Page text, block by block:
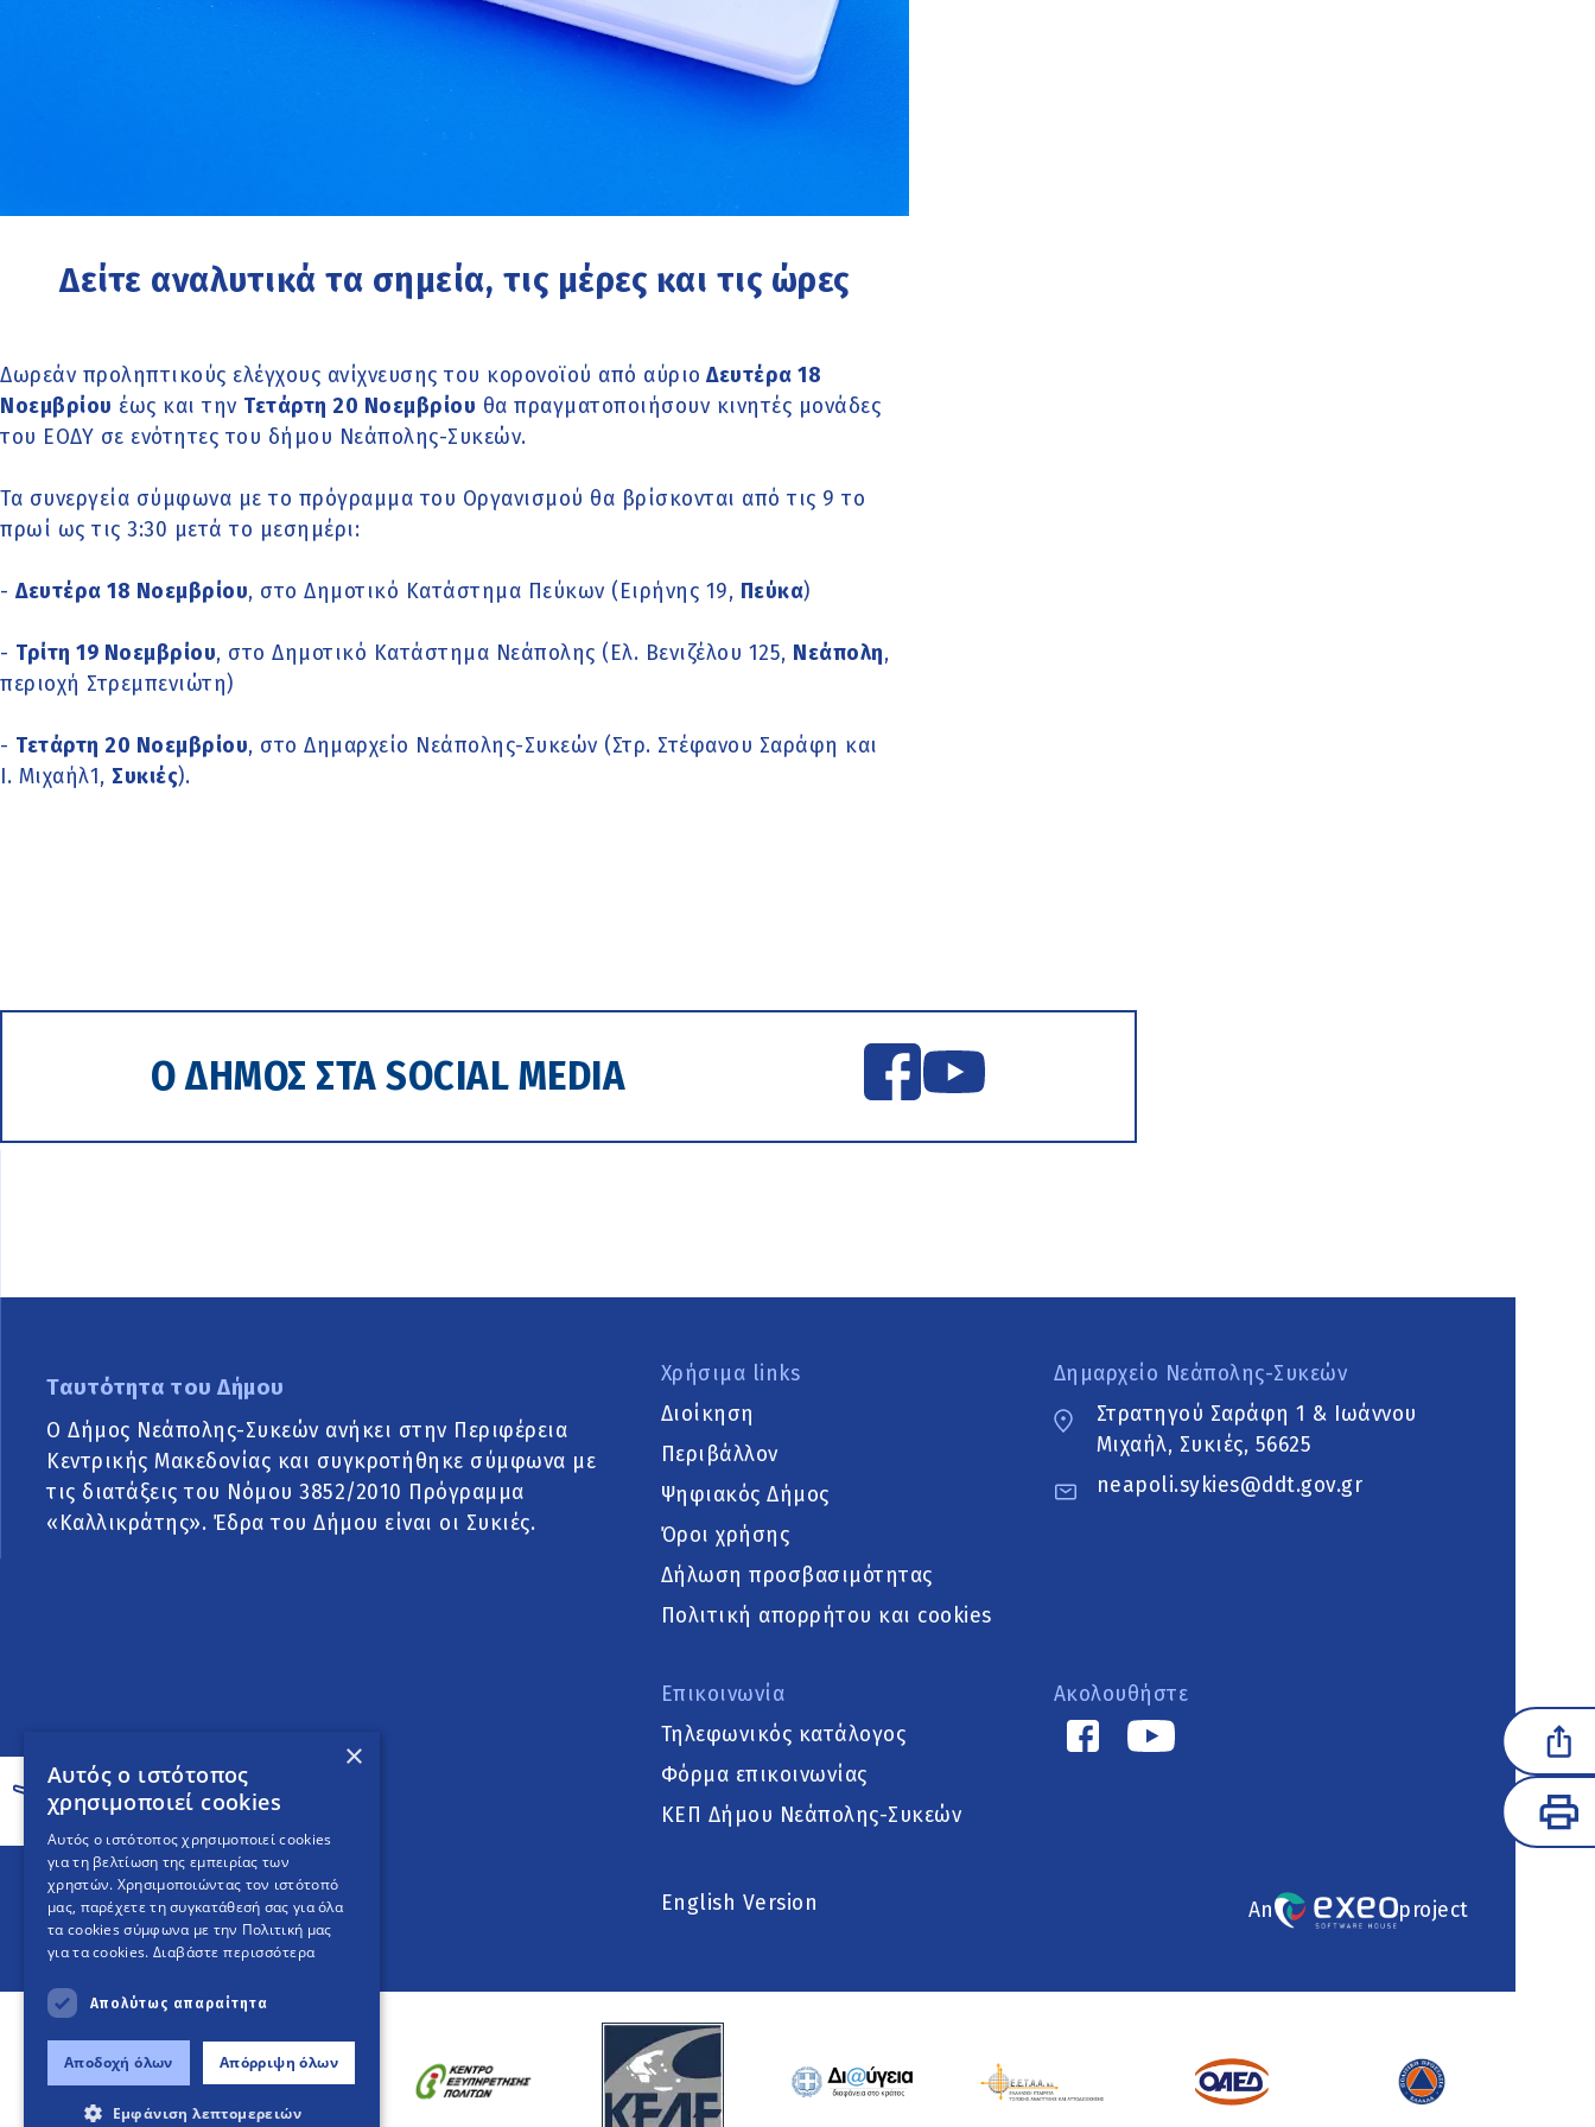
Δείτε αναλυτικά τα σημεία, τις μέρες και τις ώρες
Δωρεάν προληπτικούς ελέγχους ανίχνευσης του κορονοϊού από αύριο Δευτέρα 18
Νοεμβρίου έως και την Τετάρτη 20 Νοεμβρίου θα πραγματοποιήσουν κινητές μονάδες
του ΕΟΔΥ σε ενότητες του δήμου Νεάπολης-Συκεών.
Τα συνεργεία σύμφωνα με το πρόγραμμα του Οργανισμού θα βρίσκονται από τις 9 το
πρωί ως τις 3:30 μετά το μεσημέρι:
- Δευτέρα 18 Νοεμβρίου, στο Δημοτικό Κατάστημα Πεύκων (Ειρήνης 19, Πεύκα)
- Τρίτη 19 Νοεμβρίου, στο Δημοτικό Κατάστημα Νεάπολης (Ελ. Βενιζέλου 125, Νεάπολη,
περιοχή Στρεμπενιώτη)
- Τετάρτη 20 Νοεμβρίου, στο Δημαρχείο Νεάπολης-Συκεών (Στρ. Στέφανου Σαράφη και
Ι. Μιχαήλ1, Συκιές).
Ο ΔΗΜΟΣ ΣΤΑ SOCIAL MEDIA
Ταυτότητα του Δήμου
Ο Δήμος Νεάπολης-Συκεών ανήκει στην Περιφέρεια
Κεντρικής Μακεδονίας και συγκροτήθηκε σύμφωνα με
τις διατάξεις του Νόμου 3852/2010 Πρόγραμμα
«Καλλικράτης». Έδρα του Δήμου είναι οι Συκιές.
Χρήσιμα links
Διοίκηση
Περιβάλλον
Ψηφιακός Δήμος
Όροι χρήσης
Δήλωση προσβασιμότητας
Πολιτική απορρήτου και cookies
Επικοινωνία
Τηλεφωνικός κατάλογος
Φόρμα επικοινωνίας
ΚΕΠ Δήμου Νεάπολης-Συκεών
Δημαρχείο Νεάπολης-Συκεών
Στρατηγού Σαράφη 1 & Ιωάννου
Μιχαήλ, Συκιές, 56625
neapoli.sykies@ddt.gov.gr
Ακολουθήστε
English Version An project
×
Αυτός ο ιστότοπος
χρησιμοποιεί cookies
Αυτός ο ιστότοπος χρησιμοποιεί cookies
για τη βελτίωση της εμπειρίας των
χρηστών. Χρησιμοποιώντας τον ιστότοπό
μας, παρέχετε τη συγκατάθεσή σας για όλα
τα cookies σύμφωνα με την Πολιτική μας
για τα cookies. Διαβάστε περισσότερα
Απολύτως απαραίτητα
Αποδοχή όλων Απόρριψη όλων
Εμφάνιση λεπτομερειών